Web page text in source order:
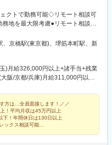
クトで勤務可能◇リモート相談可
地を最大限考慮●リモート相談可
迎●マイカー通勤可（勤務地によ
【交通】●各プロジェクト先によ
直行直帰●自動車・バイク通勤OK
京都中央区銀座1-18-2 太平ビル6
区鎗屋町2丁目2番地9号
、京橋駅(東京都)、堺筋本町駅、新
)月給326,000円以上+諸手当+残業
阪/京都/兵庫)月給311,000円以上
＋インセンティブ◇上記以外の県
手当+残業代＋インセンティブ◇
+諸手当+残業代＋インセンティ
遇月給450,000円以上+諸手当
代は全額別途支給！！※上記月給
方は…全員面接します！／／
！平均月収は45万円以上
下！年間休日は130日以上
ックス相談可能